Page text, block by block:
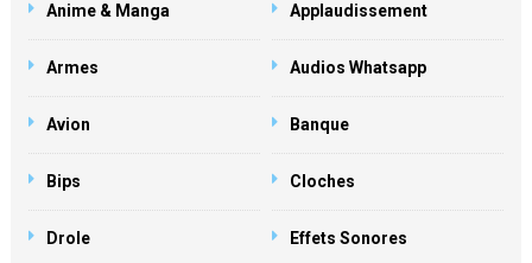
Anime & Manga Applaudissement
Armes Audios Whatsapp
Avion Banque
Bips Cloches
Drole Effets Sonores